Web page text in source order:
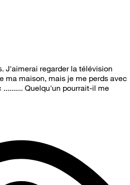
J'aimerai regarder la télévision
ma maison, mais je me perds avec
.......... Quelqu'un pourrait-il me